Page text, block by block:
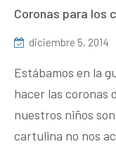
Coronas para los
diciembre 5, 2014
Estábamos en la
hacer las coronas
nuestros niños
cartulina no nos